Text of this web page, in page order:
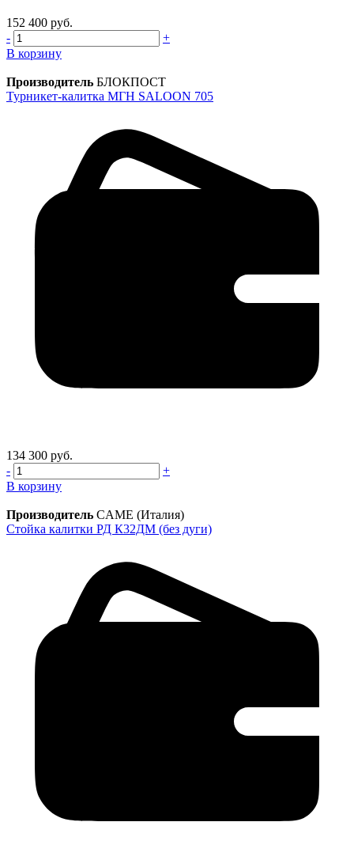
152 400 руб.
-
+
В корзину
Производитель БЛОКПОСТ
Турникет-калитка МГН SALOON 705
134 300 руб.
-
+
В корзину
Производитель CAME (Италия)
Стойка калитки РД К32ДМ (без дуги)